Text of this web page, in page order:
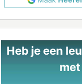
Heb je een